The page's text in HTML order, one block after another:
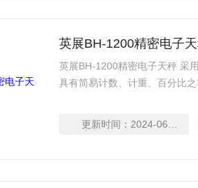
英展BH-1200精密电子
英展BH-1200精密电子天秤 采
具有简易计数、计重、百
更新时间： 2024-06-13